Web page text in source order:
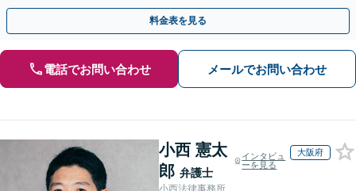
料金表を見る
電話でお問い合わせ メールでお問い合わせ
小西 憲太
郎 弁護士
インタビュ
ーを見る
大阪府
小西法律事務所